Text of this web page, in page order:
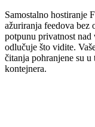
Samostalno hostiranje
ažuriranja feedova bez
potpunu privatnost
odlučuje što vidite.
čitanja pohranjene su
kontejnera.